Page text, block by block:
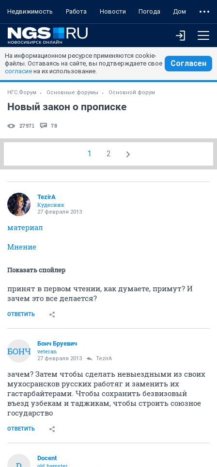
Недвижимость Работа Новости Погода Дом
На информационном ресурсе применяются cookie-
файлы. Оставаясь на сайте, вы подтверждаете свое
согласие на их использование.
Согласен
НГС.Форум Основные форумы Основной форум
Новый закон о прописке
27971 78
1 2
TezirA
Кудесник
27 февраля 2013
материал
Мнение
Показать спойлер
принят в первом чтении, как думаете, примут? И
зачем это все делается?
ОТВЕТИТЬ
БОНЧ
Бонч Бруевич
veteran
27 февраля 2013 TezirA
зачем? Затем чтобы сделать невыездными из своих
мухосрансков русских работяг и заменить их
гастарбайтерами. Чтобы сохранить безвизовый
въезд узбекам и таджикам, чтобы строить союзное
государство
ОТВЕТИТЬ
Docent